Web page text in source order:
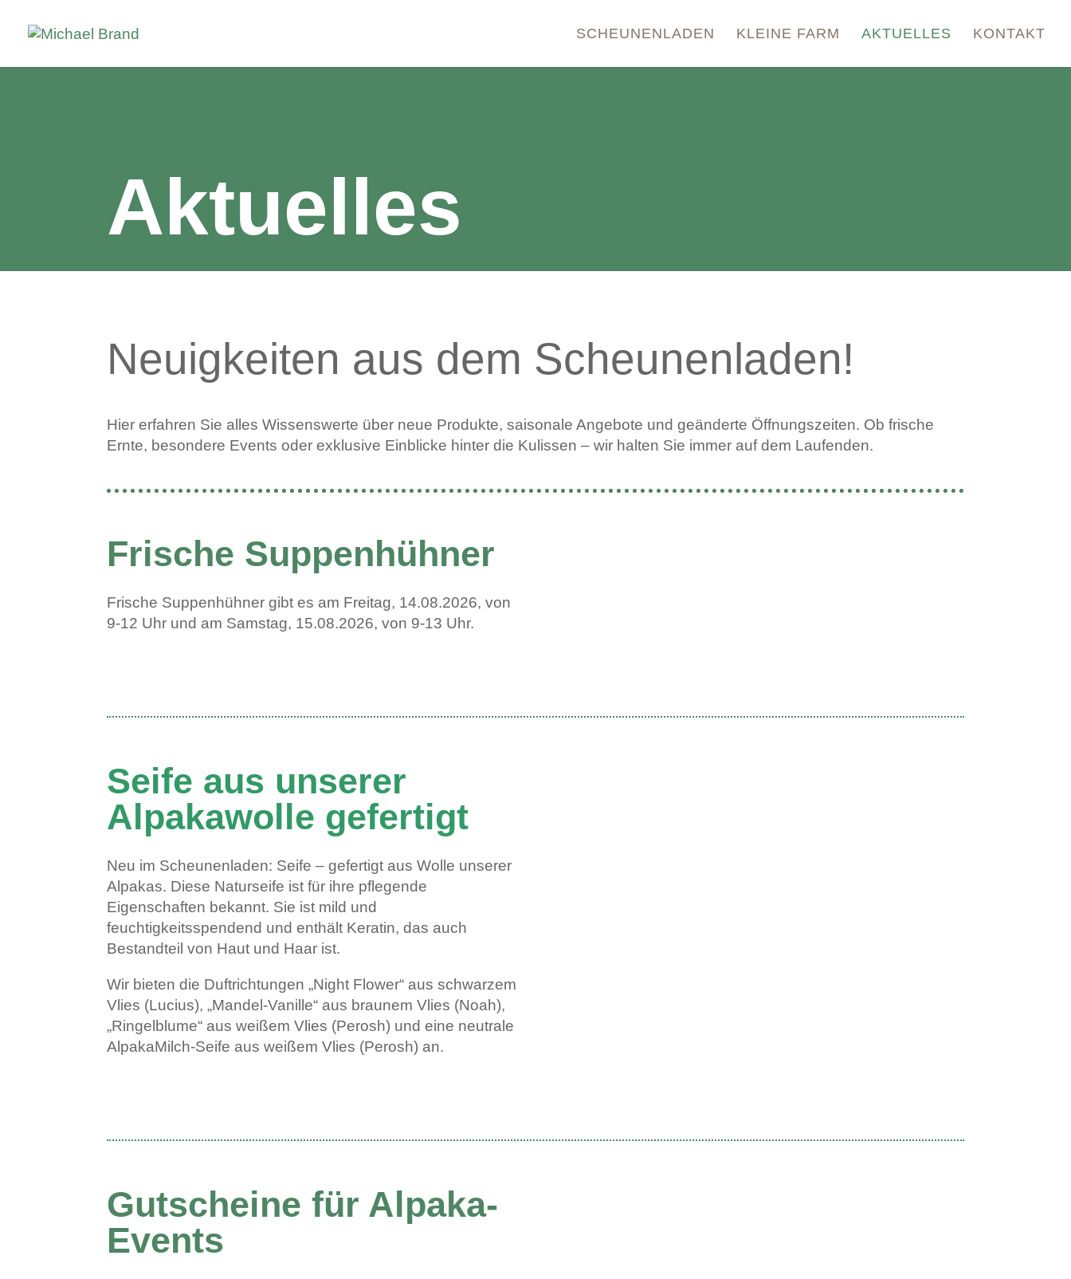
SCHEUNENLADEN KLEINE FARM AKTUELLES KONTAKT
Aktuelles
Neuigkeiten aus dem Scheunenladen!
Hier erfahren Sie alles Wissenswerte über neue Produkte, saisonale Angebote und geänderte Öffnungszeiten. Ob frische
Ernte, besondere Events oder exklusive Einblicke hinter die Kulissen – wir halten Sie immer auf dem Laufenden.
Frische Suppenhühner
Frische Suppenhühner gibt es am Freitag, 14.08.2026, von
9-12 Uhr und am Samstag, 15.08.2026, von 9-13 Uhr.
Seife aus unserer
Alpakawolle gefertigt
Neu im Scheunenladen: Seife – gefertigt aus Wolle unserer
Alpakas. Diese Naturseife ist für ihre pflegende
Eigenschaften bekannt. Sie ist mild und
feuchtigkeitsspendend und enthält Keratin, das auch
Bestandteil von Haut und Haar ist.
Wir bieten die Duftrichtungen „Night Flower“ aus schwarzem
Vlies (Lucius), „Mandel-Vanille“ aus braunem Vlies (Noah),
„Ringelblume“ aus weißem Vlies (Perosh) und eine neutrale
AlpakaMilch-Seife aus weißem Vlies (Perosh) an.
Gutscheine für Alpaka-
Events